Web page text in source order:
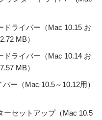
ドライバー（Mac 10.15 お
MB）
ドライバー（Mac 10.14 お
MB）
ー（Mac 10.5～10.12用）
ーセットアップ（Mac 10.5